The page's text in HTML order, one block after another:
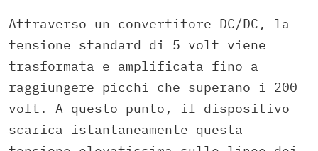
Attraverso un convertitore DC/DC, la
tensione standard di 5 volt viene
trasformata e amplificata fino a
raggiungere picchi che superano i 200
volt. A questo punto, il dispositivo
scarica istantaneamente questa